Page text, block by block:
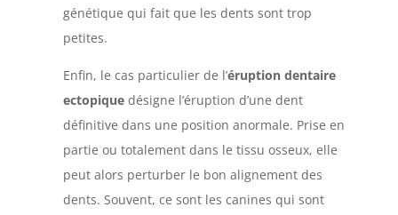
génétique qui fait que les dents sont trop
petites.
Enfin, le cas particulier de l’éruption dentaire
ectopique désigne l’éruption d’une dent
définitive dans une position anormale. Prise en
partie ou totalement dans le tissu osseux, elle
peut alors perturber le bon alignement des
dents. Souvent, ce sont les canines qui sont